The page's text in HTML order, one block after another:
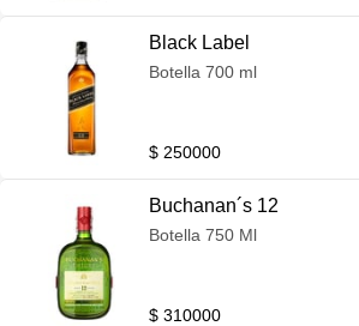
Black Label
Botella 700 ml
$ 250000
Buchanan´s 12
Botella 750 Ml
$ 310000